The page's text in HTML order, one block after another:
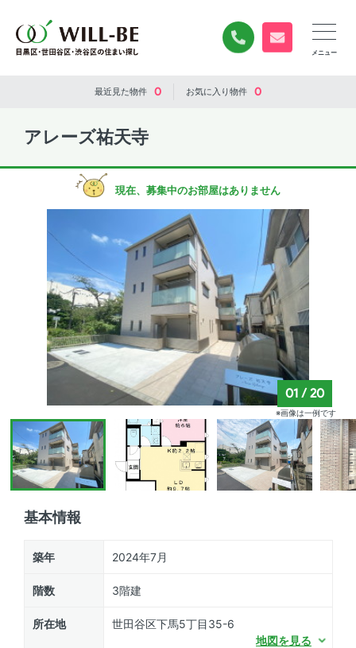
0120-840-834
無料お問い合
最近見た物件 0 お気に入り物件 0
アレーズ祐天寺
現在、募集中のお部屋はありません
基本情報
築年 2024年7月
階数 3階建
所在地
世田谷区下馬5丁目35-6
地図を見る
01 /20
※画像は一例です